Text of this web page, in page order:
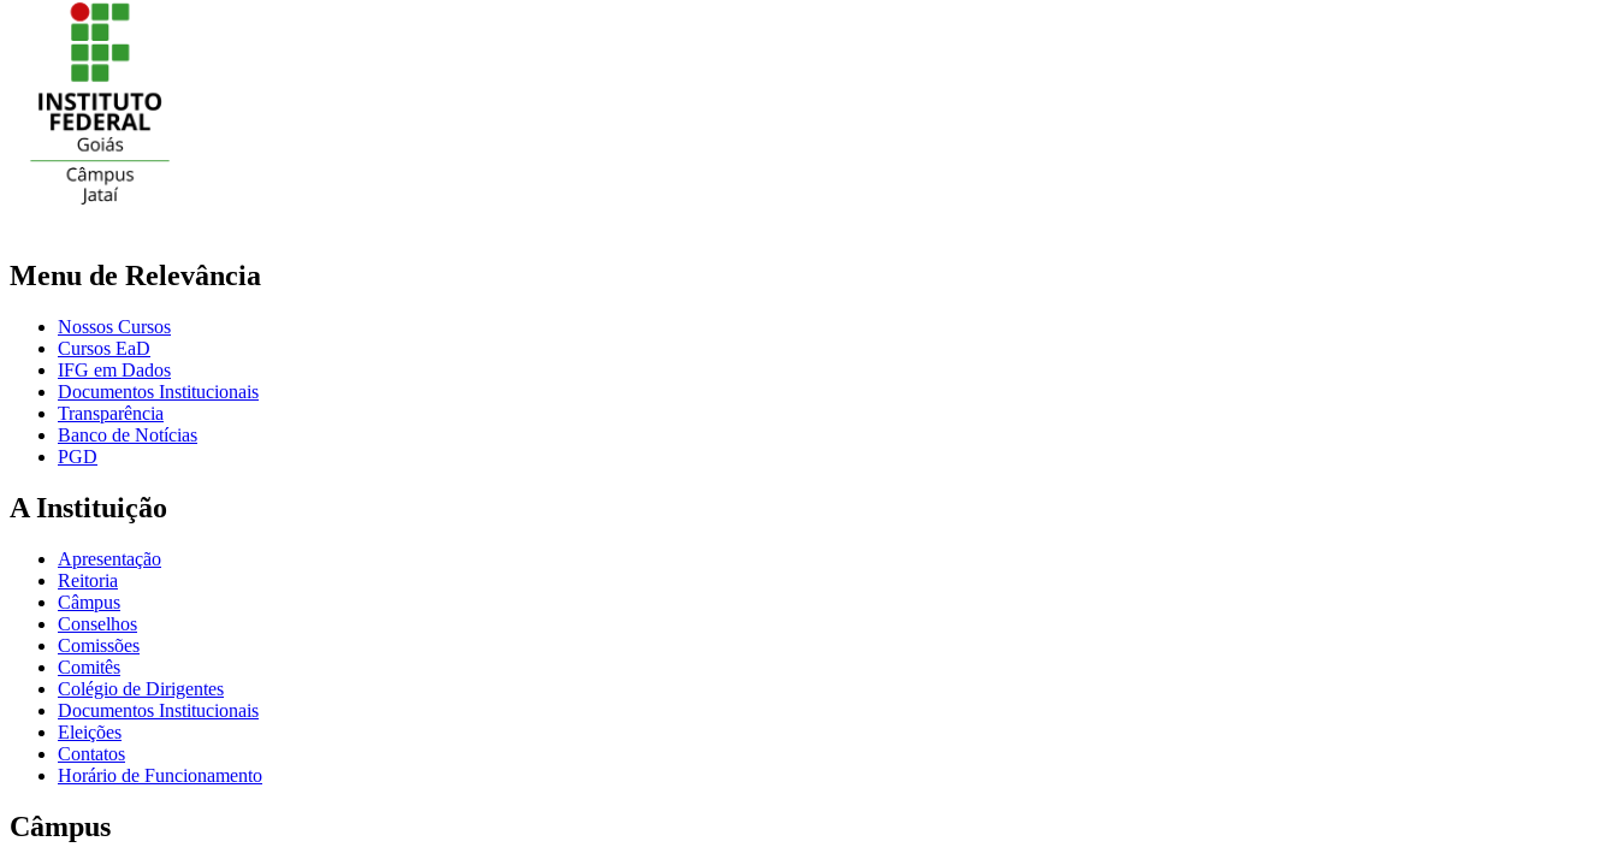
Menu de Relevância
Nossos Cursos
Cursos EaD
IFG em Dados
Documentos Institucionais
Transparência
Banco de Notícias
PGD
A Instituição
Apresentação
Reitoria
Câmpus
Conselhos
Comissões
Comitês
Colégio de Dirigentes
Documentos Institucionais
Eleições
Contatos
Horário de Funcionamento
Câmpus